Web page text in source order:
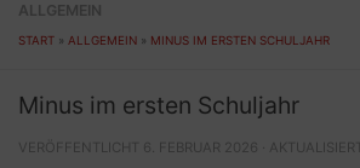
ALLGEMEIN
START » ALLGEMEIN » MINUS IM ERSTEN SCHULJAHR
Minus im ersten Schuljahr
VERÖFFENTLICHT 6. FEBRUAR 2026 · AKTUALISIERT